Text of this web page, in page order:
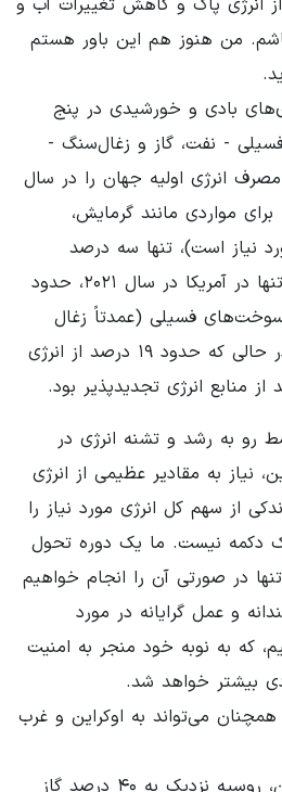
من هنوز هم این باور هستم
بادی و خورشیدی در پنج
- نفت، گاز و زغال‌سنگ -
از کل مصرف انرژی اولیه جهان را در سال
برای مواردی مانند گرمایش،
نیاز است)، تنها سه درصد
کاهش در این پنج سال. تنها در آمریکا در سال ۲۰۲۱، حدود
سوخت‌های فسیلی (عمدتاً زغال
سنگ و گاز طبیعی) بود در حالی که حدود ۱۹ درصد از انرژی
​​رو به رشد و تشنه انرژی در
نیاز به مقادیر عظیمی از انرژی
از سهم کل انرژی مورد نیاز را
دکمه نیست. ما یک دوره تحول
در صورتی آن را انجام خواهیم
و عمل گرایانه در مورد
که به نوبه خود منجر به امنیت
بیشتر خواهد شد.
می‌تواند به اوکراین و غرب
قبل از شروع جنگ اوکراین، روسیه نزدیک به ۴۰ درصد گاز